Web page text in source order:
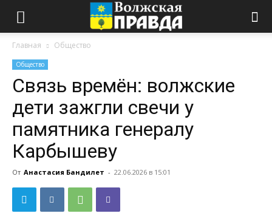
Главная Общество
Общество
Связь времён: волжские
дети зажгли свечи у
памятника генералу
Карбышеву
От Анастасия Бандилет - 22.06.2026 в 15:01